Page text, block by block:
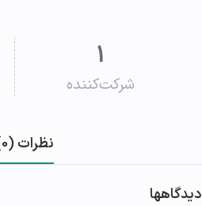
1
شرکت‌کننده
نظرات (0)
دیدگاهها